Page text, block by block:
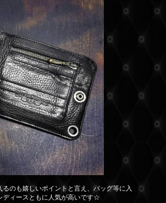
のも嬉しいポイントと言え、バッグ等に入
ディースともに人気が高いです☆